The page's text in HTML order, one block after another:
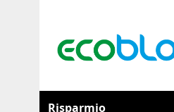
Risparmio